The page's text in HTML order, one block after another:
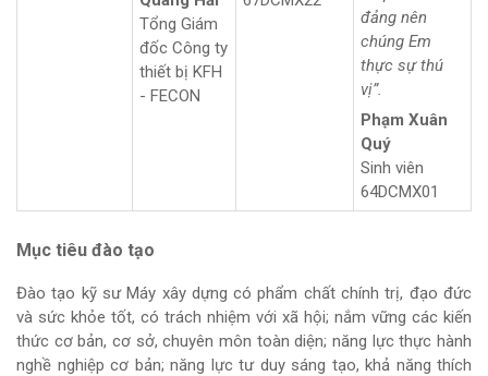
Tổng Giám
đốc Công ty
thiết bị KFH
- FECON
đảng nên
chúng Em
thực sự thú
vị”.
Phạm Xuân
Quý
Sinh viên
64DCMX01
Mục tiêu đào tạo
Đào tạo kỹ sư Máy xây dựng có phẩm chất chính trị, đạo đức
và sức khỏe tốt, có trách nhiệm với xã hội; nắm vững các kiến
thức cơ bản, cơ sở, chuyên môn toàn diện; năng lực thực hành
nghề nghiệp cơ bản; năng lực tư duy sáng tạo, khả năng thích